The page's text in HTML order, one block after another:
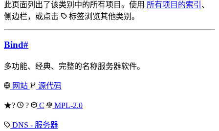
此页面列出了该类别中的所有项目。使用 所有项目的索引 、
侧边栏，或点击
标签浏览其他类别。
Bind#
多功能、经典、完整的名称服务器软件。
网站 源代码
★? ? C MPL-2.0
DNS - 服务器